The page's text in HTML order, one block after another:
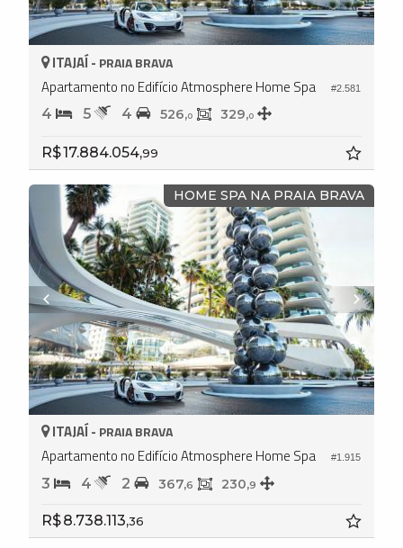
#2.581
ITAJAÍ - PRAIA BRAVA
Apartamento no Edifício Atmosphere Home Spa
4 5 4 526,0 329,0
R$ 17.884.054,99
HOME SPA NA PRAIA BRAVA
#1.915
ITAJAÍ - PRAIA BRAVA
Apartamento no Edifício Atmosphere Home Spa
3 4 2 367,6 230,9
R$ 8.738.113,36